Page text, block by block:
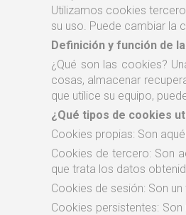
Utilizamos cookies
su uso. Puede cambiar la
Definición y función de
¿Qué son las cookies?
cosas, almacenar
que utilice su equipo,
¿Qué tipos de cookies
Cookies propias: Son
Cookies de tercero: Son
que trata los datos
Cookies de sesión: Son
Cookies persistentes: